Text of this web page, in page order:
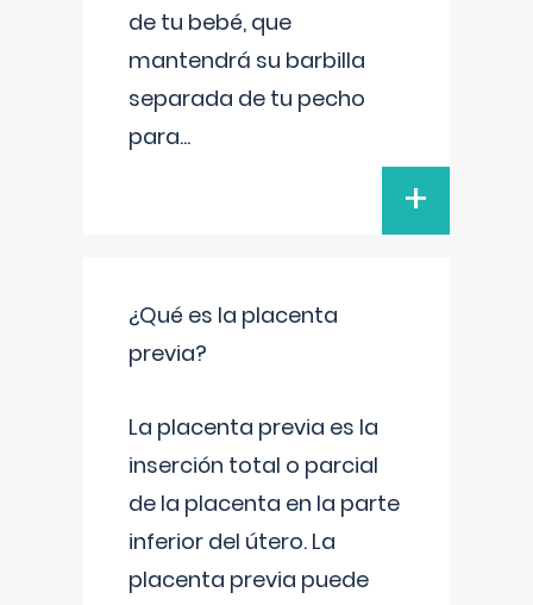
de tu bebé, que
mantendrá su barbilla
separada de tu pecho
para...
+
¿Qué es la placenta
previa?
La placenta previa es la
inserción total o parcial
de la placenta en la parte
inferior del útero. La
placenta previa puede